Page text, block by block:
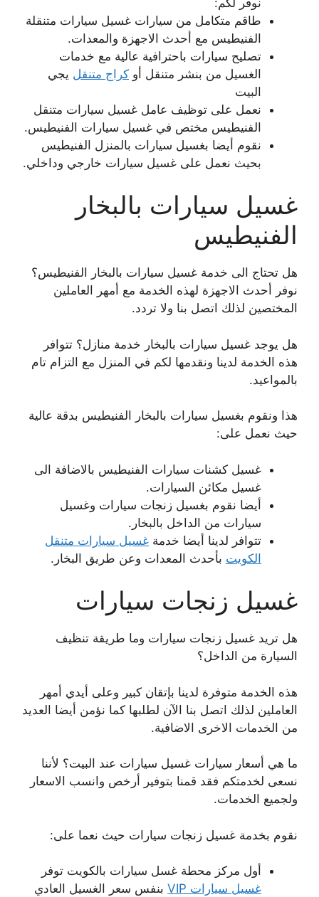
طاقم متكامل من سيارات غسيل سيارات متنقلة
الفنيطيس مع أحدث الاجهزة والمعدات.
تصليح سيارات باحترافية عالية مع خدمات
الغسيل من بنشر متنقل أو كراج متنقل يجي
البيت
نعمل على توظيف عامل غسيل سيارات متنقل
الفنيطيس مختص في غسيل سيارات الفنيطيس.
نقوم أيضا بغسيل سيارات بالمنزل الفنيطيس
بحيث نعمل على غسيل سيارات خارجي وداخلي.
غسيل سيارات بالبخار
الفنيطيس
هل تحتاج الى خدمة غسيل سيارات بالبخار الفنيطيس؟
نوفر أحدث الاجهزة لهذه الخدمة مع أمهر العاملين
المختصين لذلك اتصل بنا ولا تردد.
هل يوجد غسيل سيارات بالبخار خدمة منازل؟ تتوافر
هذه الخدمة لدينا ونقدمها لكم في المنزل مع التزام تام
بالمواعيد.
هذا ونقوم بغسيل سيارات بالبخار الفنيطيس بدقة عالية
حيث نعمل على:
غسيل كشنات سيارات الفنيطيس بالاضافة الى
غسيل مكائن السيارات.
أيضا نقوم بغسيل زنجات سيارات وغسيل
سيارات من الداخل بالبخار.
تتوافر لدينا أيضا خدمة غسيل سيارات متنقل
الكويت بأحدث المعدات وعن طريق البخار.
غسيل زنجات سيارات
هل تريد غسيل زنجات سيارات وما طريقة تنظيف
السيارة من الداخل؟
هذه الخدمة متوفرة لدينا بإتقان كبير وعلى أيدي أمهر
العاملين لذلك اتصل بنا الآن لطلبها كما نؤمن أيضا العديد
من الخدمات الاخرى الاضافية.
ما هي أسعار سيارات غسيل سيارات عند البيت؟ لأننا
نسعى لخدمتكم فقد قمنا بتوفير أرخص وانسب الاسعار
ولجميع الخدمات.
نقوم بخدمة غسيل زنجات سيارات حيث نعما على:
أول مركز محطة غسل سيارات بالكويت توفر
غسيل سيارات VIP
بنفس سعر الغسيل العادي